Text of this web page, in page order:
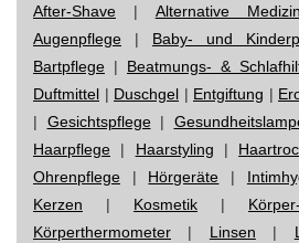
After-Shave | Alternative Medizin
Augenpflege | Baby- und
Bartpflege | Beatmungs- &
Duftmittel | Duschgel | Entgiftung |
| Gesichtspflege|
Haarpflege | Haarstyling |
Ohrenpflege | Hörgeräte |
Kerzen | Kosmetik |
Körperthermometer | Linsen |